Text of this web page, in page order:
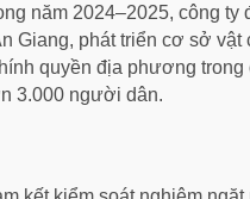
năm 2024–2025, công ty
Giang, phát triển cơ sở vật
quyền địa phương trong
3.000 người dân.